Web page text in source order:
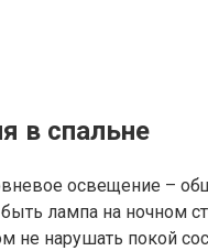
в спальне
освещение –
лампа на ночном
не нарушать покой